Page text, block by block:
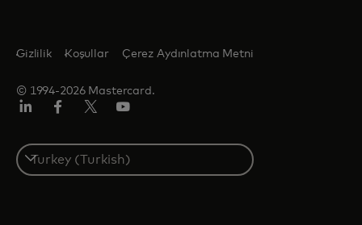
© 1994-2026 Mastercard.
Gizlilik Koşullar Çerez Aydınlatma Metni
Select
a
country